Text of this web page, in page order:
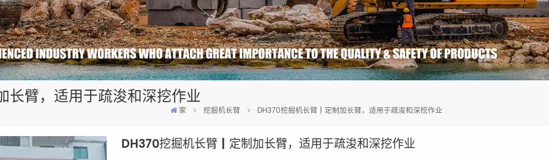
臂，适用于疏浚和深挖作业
家 挖掘机长臂 DH370挖掘机长臂 | 定制加长臂，适用于疏浚和深挖作业
DH370挖掘机长臂 | 定制加长臂，适用于疏浚和深挖作业